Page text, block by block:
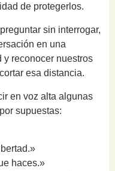
de protegerlos.
sin interrogar,
en una
y reconocer nuestros
esa distancia.
en voz alta algunas
supuestas:
haces.»